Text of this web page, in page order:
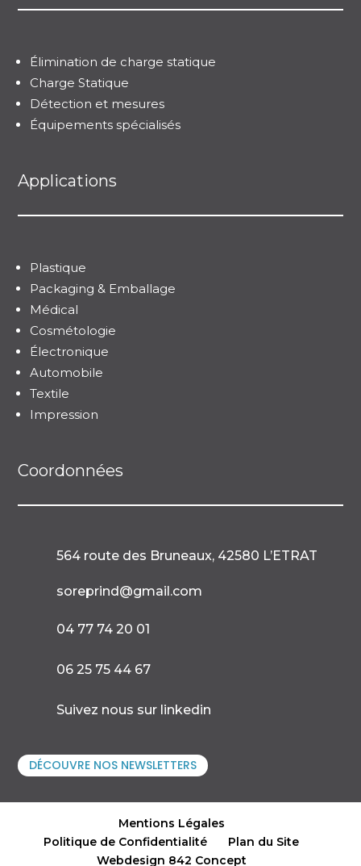
Élimination de charge statique
Charge Statique
Détection et mesures
Équipements spécialisés
Applications
Plastique
Packaging & Emballage
Médical
Cosmétologie
Électronique
Automobile
Textile
Impression
Coordonnées
564 route des Bruneaux, 42580 L’ETRAT
soreprind@gmail.com
04 77 74 20 01
06 25 75 44 67
Suivez nous sur linkedin
DÉCOUVRE NOS NEWSLETTERS
Mentions Légales
Politique de Confidentialité
Plan du Site
Webdesign 842 Concept